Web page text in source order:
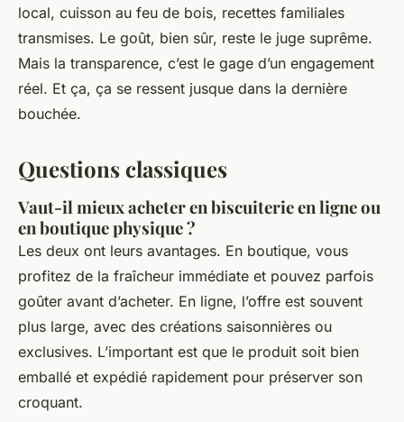
local, cuisson au feu de bois, recettes familiales
transmises. Le goût, bien sûr, reste le juge suprême.
Mais la transparence, c’est le gage d’un engagement
réel. Et ça, ça se ressent jusque dans la dernière
bouchée.
Questions classiques
Vaut-il mieux acheter en biscuiterie en ligne ou
en boutique physique ?
Les deux ont leurs avantages. En boutique, vous
profitez de la fraîcheur immédiate et pouvez parfois
goûter avant d’acheter. En ligne, l’offre est souvent
plus large, avec des créations saisonnières ou
exclusives. L’important est que le produit soit bien
emballé et expédié rapidement pour préserver son
croquant.